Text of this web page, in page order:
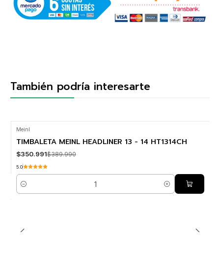
También podría interesarte
Meinl
TIMBALETA MEINL HEADLINER 13 - 14 HT1314CH
$350.991$389.990
5.0
Cantidad